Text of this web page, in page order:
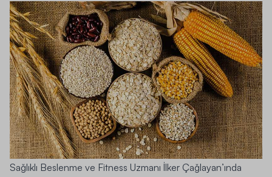
Sağlıklı Beslenme ve Fitness Uzmanı İlker Çağlayan’ında